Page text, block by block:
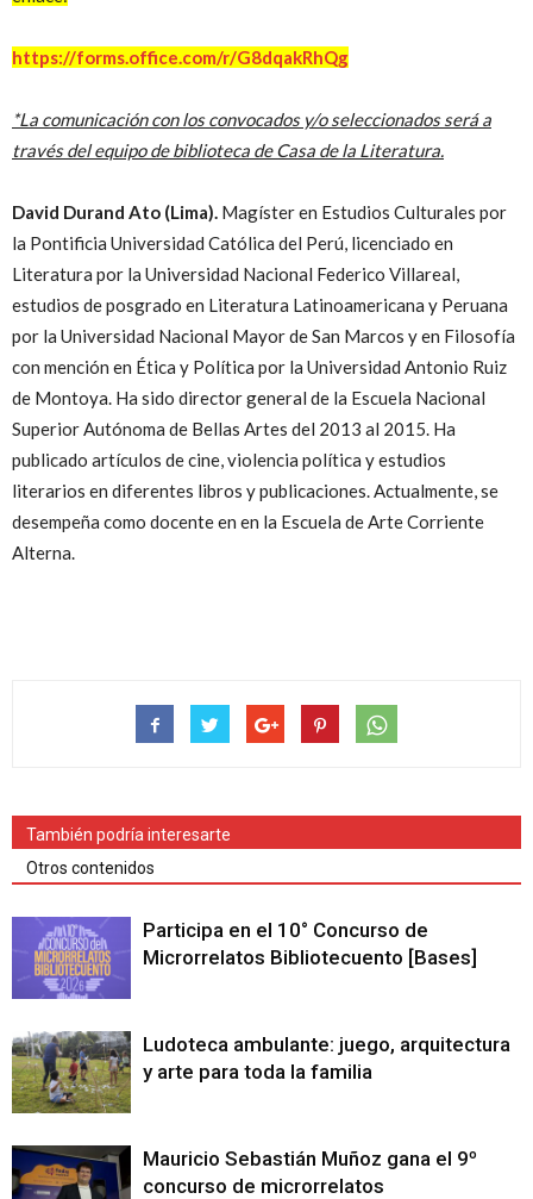
https://forms.office.com/r/G8dqakRhQg
*La comunicación con los convocados y/o seleccionados será a
través del equipo de biblioteca de Casa de la Literatura.
David Durand Ato (Lima). Magíster en Estudios Culturales por
la Pontificia Universidad Católica del Perú, licenciado en
Literatura por la Universidad Nacional Federico Villareal,
estudios de posgrado en Literatura Latinoamericana y Peruana
por la Universidad Nacional Mayor de San Marcos y en Filosofía
con mención en Ética y Política por la Universidad Antonio Ruiz
de Montoya. Ha sido director general de la Escuela Nacional
Superior Autónoma de Bellas Artes del 2013 al 2015. Ha
publicado artículos de cine, violencia política y estudios
literarios en diferentes libros y publicaciones. Actualmente, se
desempeña como docente en en la Escuela de Arte Corriente
Alterna.
También podría interesarte
Otros contenidos
Participa en el 10° Concurso de
Microrrelatos Bibliotecuento [Bases]
Ludoteca ambulante: juego, arquitectura
y arte para toda la familia
Mauricio Sebastián Muñoz gana el 9º
concurso de microrrelatos